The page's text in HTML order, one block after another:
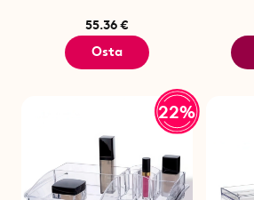
55.36 €
Osta
22%